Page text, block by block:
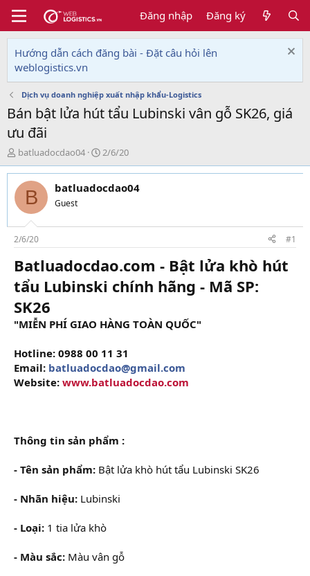
Đăng nhập Đăng ký
Hướng dẫn cách đăng bài - Đặt câu hỏi lên
weblogistics.vn
Dịch vụ doanh nghiệp xuất nhập khẩu-Logistics
Bán bật lửa hút tẩu Lubinski vân gỗ SK26, giá
ưu đãi
T
h
r
e
d
s
t
a
r
e
r
batluadocdao04
N
g
à
y
i
2/6/20
B batluadocdao04
Guest
2/6/20 #1
Batluadocdao.com - Bật lửa khò hút
tẩu Lubinski chính hãng - Mã SP:
SK26
"MIỄN PHÍ GIAO HÀNG TOÀN QUỐC"
Hotline: 0988 00 11 31
Email: batluadocdao@gmail.com
Website: www.batluadocdao.com
Thông tin sản phẩm :
- Tên sản phẩm: Bật lửa khò hút tẩu Lubinski SK26
- Nhãn hiệu: Lubinski
- Loại: 1 tia lửa khò
- Màu sắc: Màu vân gỗ